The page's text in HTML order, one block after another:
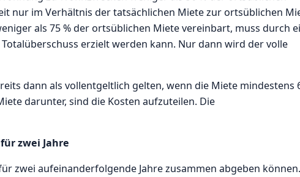
nur im Verhältnis der tatsächlichen Miete zur ortsüblichen
als 75 % der ortsüblichen Miete vereinbart, muss durch
erzielt werden kann. Nur dann wird der volle
dann als vollentgeltlich gelten, wenn die Miete mindestens
darunter, sind die Kosten aufzuteilen. Die
zwei Jahre
zwei aufeinanderfolgende Jahre zusammen abgeben können.